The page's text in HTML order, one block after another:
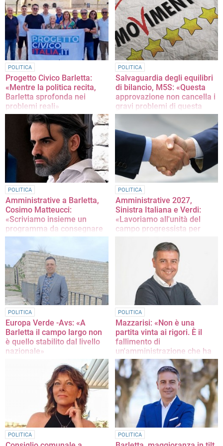
POLITICA
Progetto Civico Barletta:
«Mentre la politica recita,
Barletta sprofonda nei
problemi reali»
La nota completa
POLITICA
Salvaguardia degli equilibri
di bilancio, M5S: «Questa
approvazione non cancella i
gravi problemi di questa
maggioranza»
Barletta
POLITICA
Amministrative a Barletta,
Cosimo Matteucci:
«Scriviamo insieme un
programma da consegnare
al centrosinistra»
«Dobbiamo vincere le prossime
elezioni comunali. Dobbiamo partire
dai bisogni reali delle persone»
POLITICA
Amministrative 2027,
Sinistra Italiana e Verdi:
«Lavoriamo all'unità del
campo progressista per
La nota congiunta dei segretari
POLITICA
Europa Verde -Avs: «A
Barletta il campo largo non
è quello stabilito dal livello
nazionale»
POLITICA
Mazzarisi: «Non è una
partita vinta ai rigori. È il
fallimento di
un'amministrazione che ha
perso la città»
La nota del consigliere comunale di
‘Con’, Massimo Mazzarisi
POLITICA POLITICA